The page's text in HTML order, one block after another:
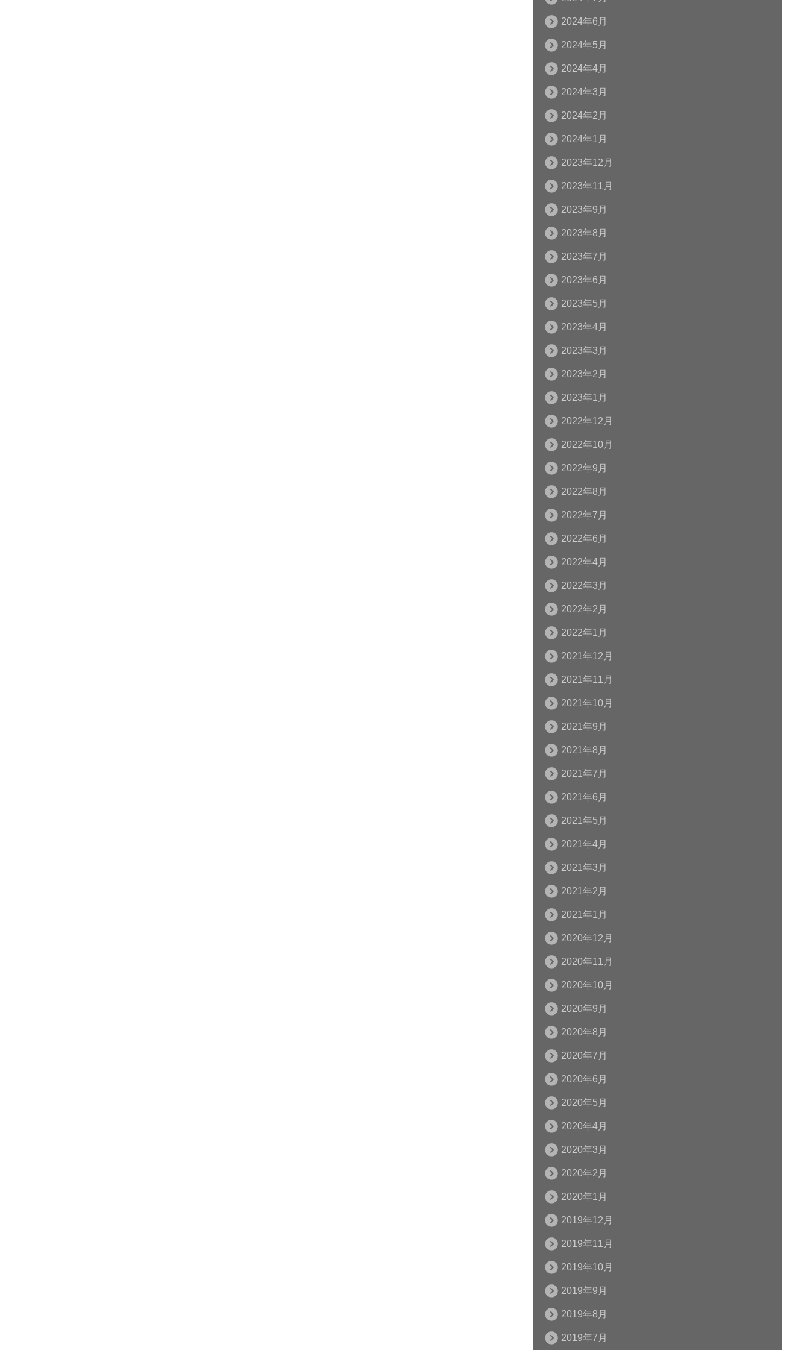
2024年6月
2024年5月
2024年4月
2024年3月
2024年2月
2024年1月
2023年12月
2023年11月
2023年9月
2023年8月
2023年7月
2023年6月
2023年5月
2023年4月
2023年3月
2023年2月
2023年1月
2022年12月
2022年10月
2022年9月
2022年8月
2022年7月
2022年6月
2022年4月
2022年3月
2022年2月
2022年1月
2021年12月
2021年11月
2021年10月
2021年9月
2021年8月
2021年7月
2021年6月
2021年5月
2021年4月
2021年3月
2021年2月
2021年1月
2020年12月
2020年11月
2020年10月
2020年9月
2020年8月
2020年7月
2020年6月
2020年5月
2020年4月
2020年3月
2020年2月
2020年1月
2019年12月
2019年11月
2019年10月
2019年9月
2019年8月
2019年7月